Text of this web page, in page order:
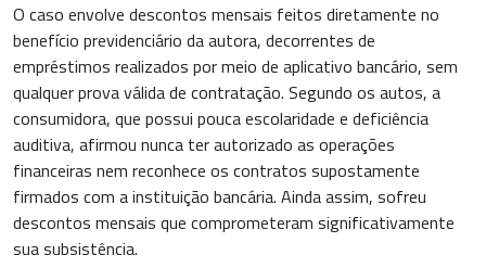
O caso envolve descontos mensais feitos diretamente no
benefício previdenciário da autora, decorrentes de
empréstimos realizados por meio de aplicativo bancário, sem
qualquer prova válida de contratação. Segundo os autos, a
consumidora, que possui pouca escolaridade e deficiência
auditiva, afirmou nunca ter autorizado as operações
financeiras nem reconhece os contratos supostamente
firmados com a instituição bancária. Ainda assim, sofreu
descontos mensais que comprometeram significativamente
sua subsistência.